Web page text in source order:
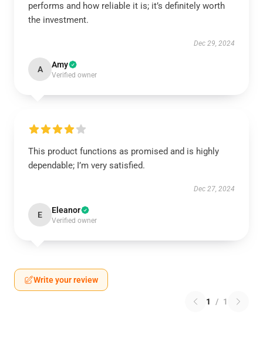
performs and how reliable it is; it’s definitely worth
the investment.
Dec 29, 2024
A Amy
Verified owner
This product functions as promised and is highly
dependable; I’m very satisfied.
Dec 27, 2024
E Eleanor
Verified owner
Write your review
1 / 1